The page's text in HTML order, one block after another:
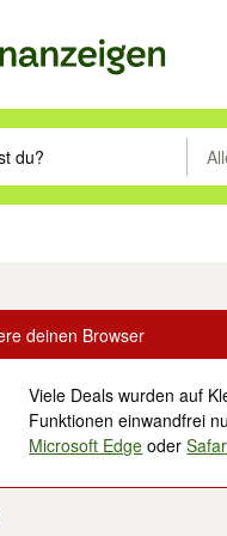
Eingabetaste drücken
deinen Browser
Viele Deals wurden auf
Funktionen einwandfrei
Microsoft Edge oder